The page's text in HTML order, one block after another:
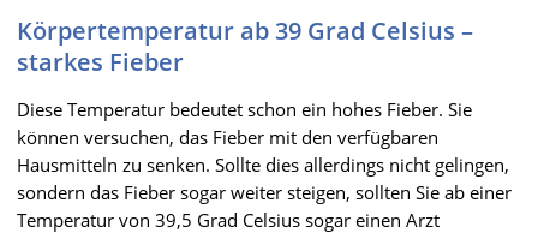
Körpertemperatur ab 39 Grad Celsius –
starkes Fieber
Diese Temperatur bedeutet schon ein hohes Fieber. Sie
können versuchen, das Fieber mit den verfügbaren
Hausmitteln zu senken. Sollte dies allerdings nicht gelingen,
sondern das Fieber sogar weiter steigen, sollten Sie ab einer
Temperatur von 39,5 Grad Celsius sogar einen Arzt